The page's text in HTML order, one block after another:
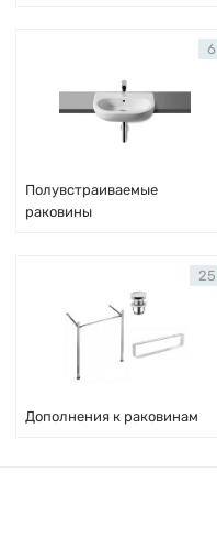
Полувстраиваемые
раковины
6
Дополнения к раковинам
25